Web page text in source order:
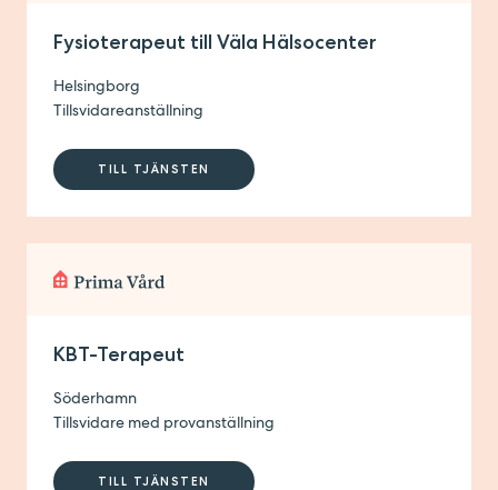
Fysioterapeut till Väla Hälsocenter
Helsingborg
Tillsvidareanställning
TILL TJÄNSTEN
KBT-Terapeut
Söderhamn
Tillsvidare med provanställning
TILL TJÄNSTEN